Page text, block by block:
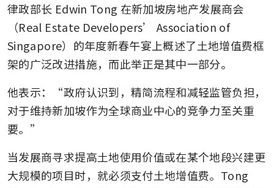
律政部长 Edwin Tong 在新加坡房地产发展商会
（Real Estate Developers’ Association of
Singapore）的年度新春午宴上概述了土地增值费框
架的广泛改进措施，而此举正是其中一部分。
他表示：“政府认识到，精简流程和减轻监管负担，
对于维持新加坡作为全球商业中心的竞争力至关重
要。”
当发展商寻求提高土地使用价值或在某个地段兴建更
大规模的项目时，就必须支付土地增值费。Tong